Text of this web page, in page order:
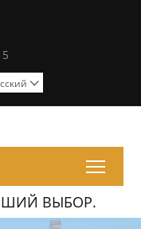

ВЫБОР.